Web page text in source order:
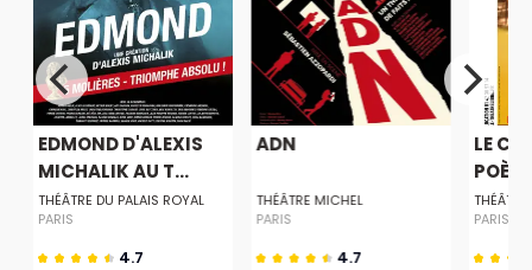
EDMOND D'ALEXIS
MICHALIK AU T...
THÉÂTRE DU PALAIS ROYAL
PARIS
4.7
ADN
THÉÂTRE MICHEL
PARIS
4.7
LE
THÉÂTRE
PARIS